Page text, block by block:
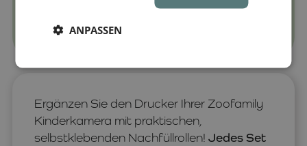
Ergänzen Sie den Drucker Ihrer Zoofamily
Kinderkamera mit praktischen,
selbstklebenden Nachfüllrollen! Jedes Set
ANPASSEN